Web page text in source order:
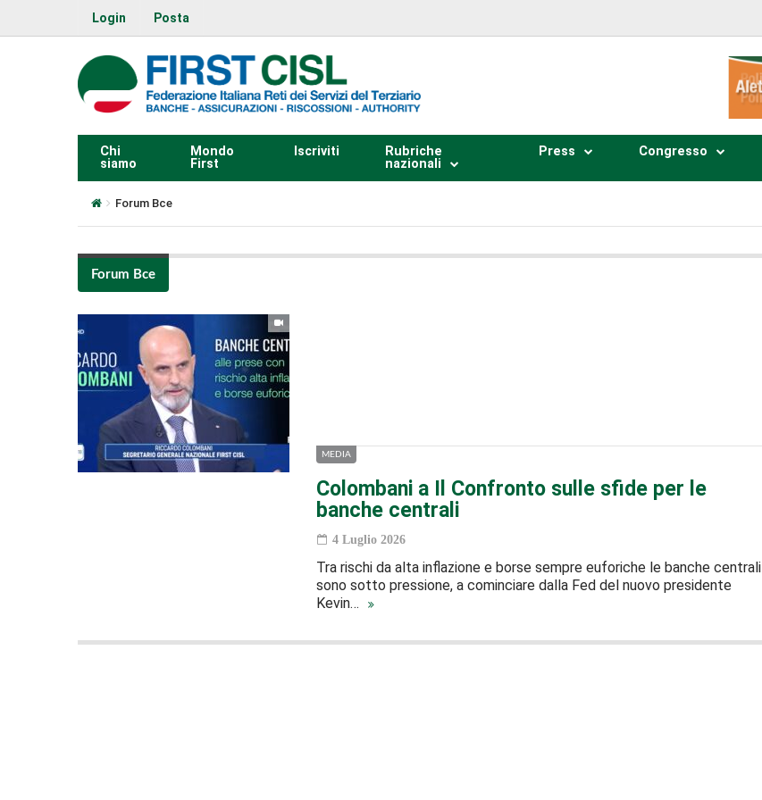
Login Posta
Chi
siamo
Mondo
First
Iscriviti
Rubriche
nazionali
Press Congresso
Forum Bce
Forum Bce
MEDIA
Colombani a Il Confronto sulle sfide per le
banche centrali
4 Luglio 2026
Tra rischi da alta inflazione e borse sempre euforiche le banche centrali
sono sotto pressione, a cominciare dalla Fed del nuovo presidente
Kevin…